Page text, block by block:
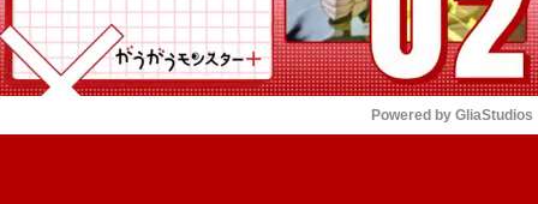
Powered by GliaStudios